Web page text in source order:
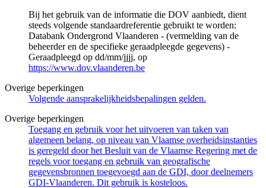
Bij het gebruik van de informatie die DOV aanbiedt, dient
steeds volgende standaardreferentie gebruikt te worden:
Databank Ondergrond Vlaanderen - (vermelding van de
beheerder en de specifieke geraadpleegde gegevens) -
Geraadpleegd op dd/mm/jjjj, op
https://www.dov.vlaanderen.be
Overige beperkingen
Volgende aansprakelijkheidsbepalingen gelden.
Overige beperkingen
Toegang en gebruik voor het uitvoeren van taken van
algemeen belang, op niveau van Vlaamse overheidsinstanties
is geregeld door het Besluit van de Vlaamse Regering met de
regels voor toegang en gebruik van geografische
gegevensbronnen toegevoegd aan de GDI, door deelnemers
GDI-Vlaanderen. Dit gebruik is kosteloos.